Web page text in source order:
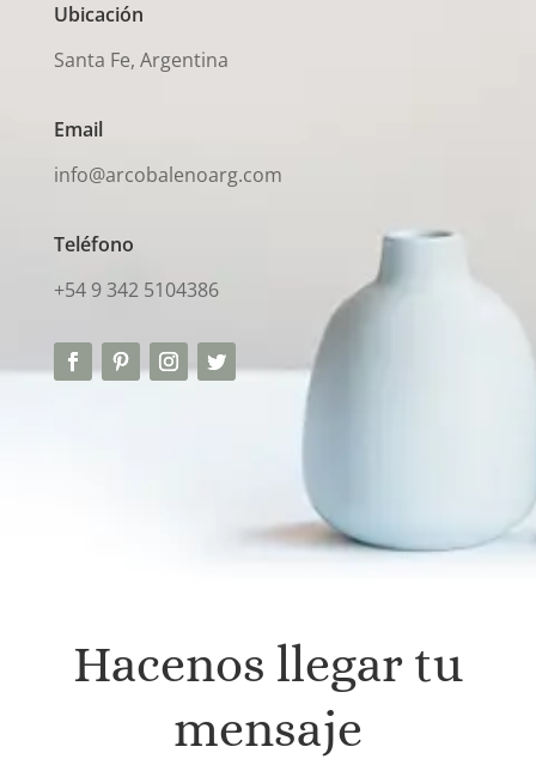
Ubicación
Santa Fe, Argentina
Email
info@arcobalenoarg.com
Teléfono
+54 9 342 5104386
Hacenos llegar tu
mensaje